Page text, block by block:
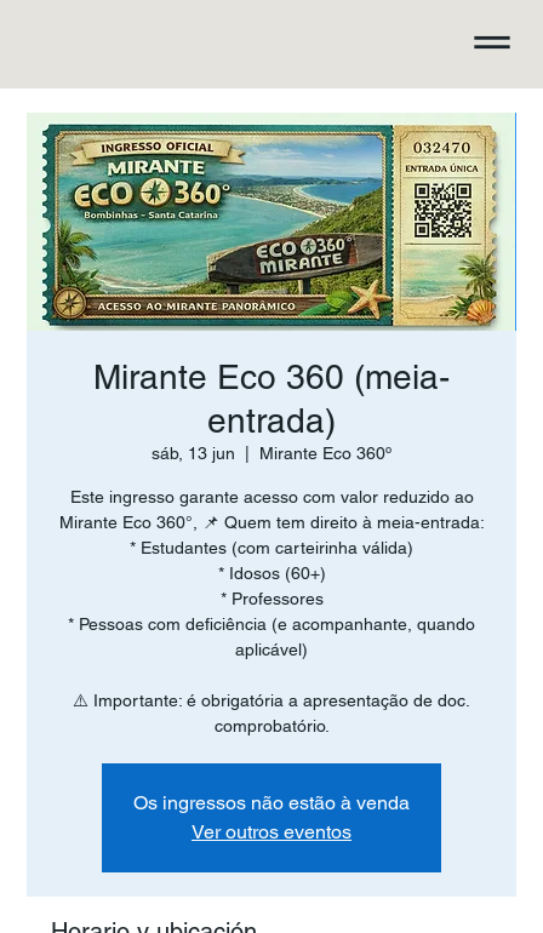
Mirante Eco 360 (meia-
entrada)
sáb, 13 jun Mirante Eco 360º
Este ingresso garante acesso com valor reduzido ao
Mirante Eco 360°, 📌 Quem tem direito à meia-entrada:
* Estudantes (com carteirinha válida)
* Idosos (60+)
* Professores
* Pessoas com deficiência (e acompanhante, quando
aplicável)
⚠️ Importante: é obrigatória a apresentação de doc.
comprobatório.
Os ingressos não estão à venda
Ver outros eventos